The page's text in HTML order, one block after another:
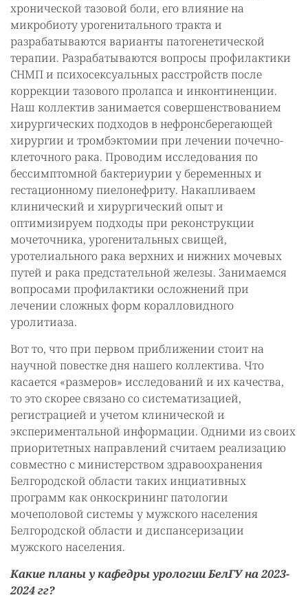
хронической тазовой боли, его влияние на
микробиоту урогенитального тракта и
разрабатываются варианты патогенетической
терапии. Разрабатываются вопросы профилактики
СНМП и психосексуальных расстройств после
коррекции тазового пролапса и инконтиненции.
Наш коллектив занимается совершенствованием
хирургических подходов в нефронсберегающей
хирургии и тромбэктомии при лечении почечно-
клеточного рака. Проводим исследования по
бессимптомной бактериурии у беременных и
гестационному пиелонефриту. Накапливаем
клинический и хирургический опыт и
оптимизируем подходы при реконструкции
мочеточника, урогенитальных свищей,
уротелиального рака верхних и нижних мочевых
путей и рака предстательной железы. Занимаемся
вопросами профилактики осложнений при
лечении сложных форм коралловидного
уролитиаза.
Вот то, что при первом приближении стоит на
научной повестке дня нашего коллектива. Что
касается «размеров» исследований и их качества,
то это скорее связано со систематизацией,
регистрацией и учетом клинической и
экспериментальной информации. Одними из своих
приоритетных направлений считаем реализацию
совместно с министерством здравоохранения
Белгородской области таких инциативных
программ как онкоскрининг патологии
мочеполовой системы у мужского населения
Белгородской области и диспансеризации
мужского населения.
Какие планы у кафедры урологии БелГУ на 2023-
2024 гг?